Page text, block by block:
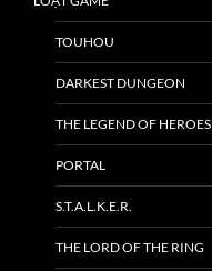
TOUHOU
DARKEST DUNGEON
THE LEGEND OF HEROES
PORTAL
S.T.A.L.K.E.R.
THE LORD OF THE RING